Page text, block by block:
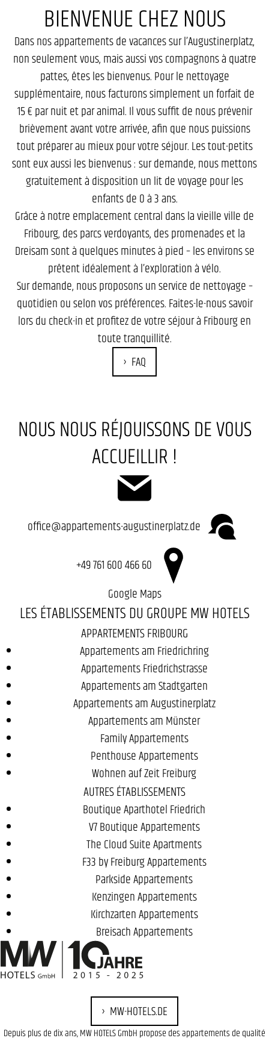
BIENVENUE CHEZ NOUS
Dans nos appartements de vacances sur l’Augustinerplatz,
non seulement vous, mais aussi vos compagnons à quatre
pattes, êtes les bienvenus. Pour le nettoyage
supplémentaire, nous facturons simplement un forfait de
15 € par nuit et par animal. Il vous suffit de nous prévenir
brièvement avant votre arrivée, afin que nous puissions
tout préparer au mieux pour votre séjour. Les tout-petits
sont eux aussi les bienvenus : sur demande, nous mettons
gratuitement à disposition un lit de voyage pour les
enfants de 0 à 3 ans.
Grâce à notre emplacement central dans la vieille ville de
Fribourg, des parcs verdoyants, des promenades et la
Dreisam sont à quelques minutes à pied – les environs se
prêtent idéalement à l’exploration à vélo.
Sur demande, nous proposons un service de nettoyage –
quotidien ou selon vos préférences. Faites-le-nous savoir
lors du check-in et profitez de votre séjour à Fribourg en
toute tranquillité.
FAQ
NOUS NOUS RÉJOUISSONS DE VOUS
ACCUEILLIR !
office@appartements-augustinerplatz.de
+49 761 600 466 60
Google Maps
LES ÉTABLISSEMENTS DU GROUPE MW HOTELS
APPARTEMENTS FRIBOURG
Appartements am Friedrichring
Appartements Friedrichstrasse
Appartements am Stadtgarten
Appartements am Augustinerplatz
Appartements am Münster
Family Appartements
Penthouse Appartements
Wohnen auf Zeit Freiburg
AUTRES ÉTABLISSEMENTS
Boutique Aparthotel Friedrich
V7 Boutique Appartements
The Cloud Suite Apartments
F33 by Freiburg Appartements
Parkside Appartements
Kenzingen Appartements
Kirchzarten Appartements
Breisach Appartements
MW-HOTELS.DE
Depuis plus de dix ans, MW HOTELS GmbH propose des appartements de qualité